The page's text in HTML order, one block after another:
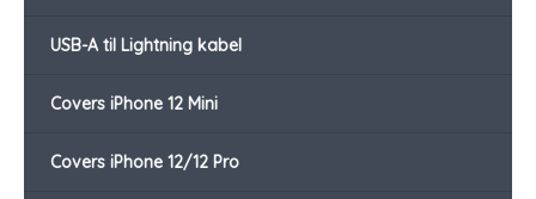
USB-A til Lightning kabel
Covers iPhone 12 Mini
Covers iPhone 12/12 Pro